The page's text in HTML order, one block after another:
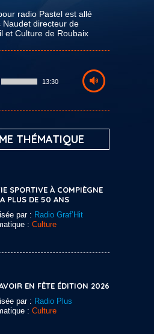
radio Pastel est allé
Naudet directeur de
et Culture de Roubaix
13:30
THÉMATIQUE
SPORTIVE À COMPIÈGNE
PLUS DE 50 ANS
par : Radio Graf’Hit
: Culture
EN FÊTE ÉDITION 2026
par : Radio Plus
: Culture